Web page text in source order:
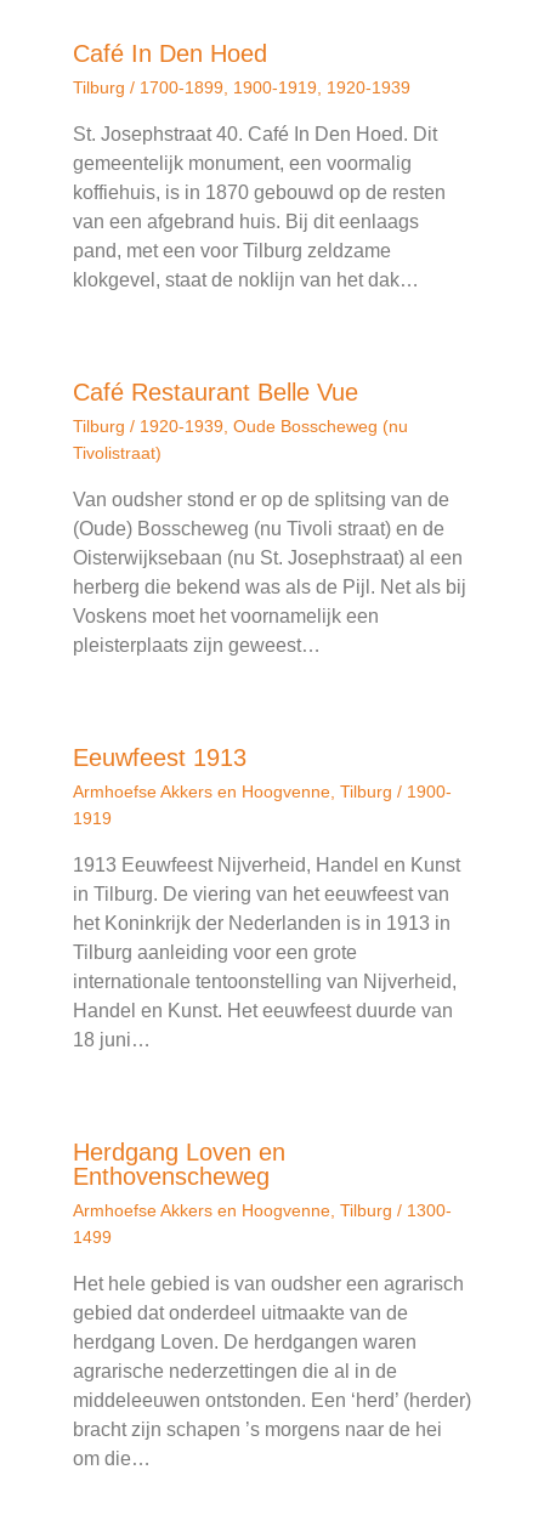
Café In Den Hoed
Tilburg / 1700-1899 1900-1919 1920-1939
St. Josephstraat 40. Café In Den Hoed. Dit
gemeentelijk monument, een voormalig
koffiehuis, is in 1870 gebouwd op de resten
van een afgebrand huis. Bij dit eenlaags
pand, met een voor Tilburg zeldzame
klokgevel, staat de noklijn van het dak…
Café Restaurant Belle Vue
Tilburg / 1920-1939 Oude Bosscheweg (nu
Tivolistraat)
Van oudsher stond er op de splitsing van de
(Oude) Bosscheweg (nu Tivoli straat) en de
Oisterwijksebaan (nu St. Josephstraat) al een
herberg die bekend was als de Pijl. Net als bij
Voskens moet het voornamelijk een
pleisterplaats zijn geweest…
Eeuwfeest 1913
Armhoefse Akkers en Hoogvenne Tilburg / 1900-
1919
1913 Eeuwfeest Nijverheid, Handel en Kunst
in Tilburg. De viering van het eeuwfeest van
het Koninkrijk der Nederlanden is in 1913 in
Tilburg aanleiding voor een grote
internationale tentoonstelling van Nijverheid,
Handel en Kunst. Het eeuwfeest duurde van
18 juni…
Herdgang Loven en
Enthovenscheweg
Armhoefse Akkers en Hoogvenne Tilburg / 1300-
1499
Het hele gebied is van oudsher een agrarisch
gebied dat onderdeel uitmaakte van de
herdgang Loven. De herdgangen waren
agrarische nederzettingen die al in de
middeleeuwen ontstonden. Een ‘herd’ (herder)
bracht zijn schapen ’s morgens naar de hei
om die…